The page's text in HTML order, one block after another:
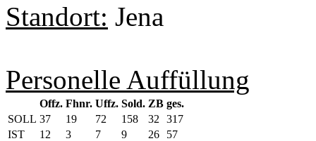
Standort: Jena
Personelle Auffüllung
Offz. Fhnr. Uffz. Sold. ZB ges.
SOLL 37 19 72 158 32
317
IST
12 3 7 9 26 57